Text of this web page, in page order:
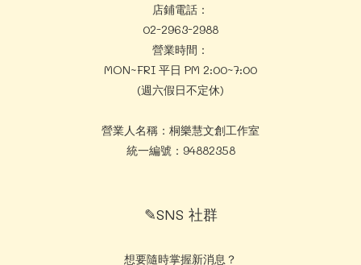
店鋪電話：
02-2963-2988
營業時間：
MON~FRI 平日 PM 2:00~7:00
(週六假日不定休)
營業人名稱：桐樂慧文創工作室
統一編號：94882358
✎SNS 社群
想要隨時掌握新消息？